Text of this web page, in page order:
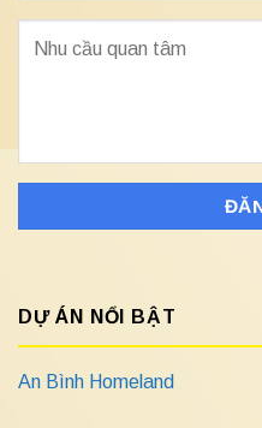
DỰ ÁN NỔI BẬT
An Bình Homeland